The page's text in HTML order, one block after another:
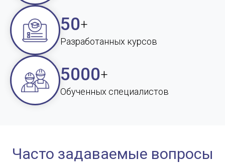
50+
Разработанных курсов
5000+
Обученных специалистов
Часто задаваемые вопросы